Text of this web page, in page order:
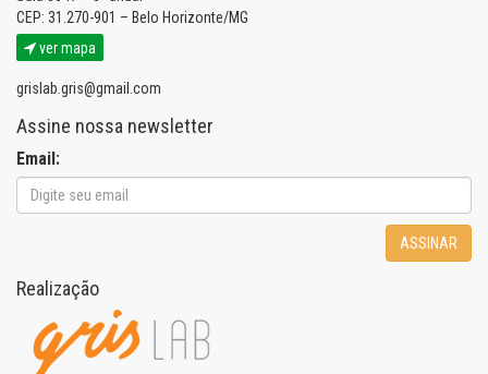
CEP: 31.270-901 – Belo Horizonte/MG
ver mapa
grislab.gris@gmail.com
Assine nossa newsletter
Email:
ASSINAR
Realização